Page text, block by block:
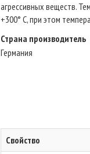
агрессивных веществ.
+300° C, при этом
Страна производитель
Германия
Свойство